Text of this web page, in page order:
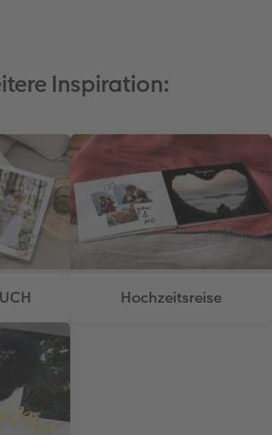
Inspiration:
Hochzeitsreise